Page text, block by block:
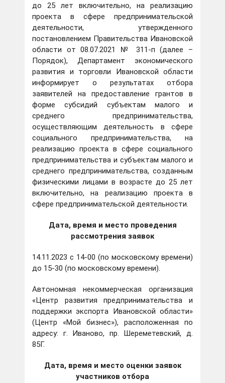
до 25 лет включительно, на реализацию
проекта в сфере предпринимательской
деятельности, утвержденного
постановлением Правительства Ивановской
области от 08.07.2021 № 311-п (далее –
Порядок), Департамент экономического
развития и торговли Ивановской области
информирует о результатах отбора
заявителей на предоставление грантов в
форме субсидий субъектам малого и
среднего предпринимательства,
осуществляющим деятельность в сфере
социального предпринимательства, на
реализацию проекта в сфере социального
предпринимательства и субъектам малого и
среднего предпринимательства, созданным
физическими лицами в возрасте до 25 лет
включительно, на реализацию проекта в
сфере предпринимательской деятельности.
Дата, время и место проведения
рассмотрения заявок
14.11.2023 с 14-00 (по московскому времени)
до 15-30 (по московскому времени).
Автономная некоммерческая организация
«Центр развития предпринимательства и
поддержки экспорта Ивановской области»
(Центр «Мой бизнес»), расположенная по
адресу: г. Иваново, пр. Шереметевский, д.
85Г.
Дата, время и место оценки заявок
участников отбора